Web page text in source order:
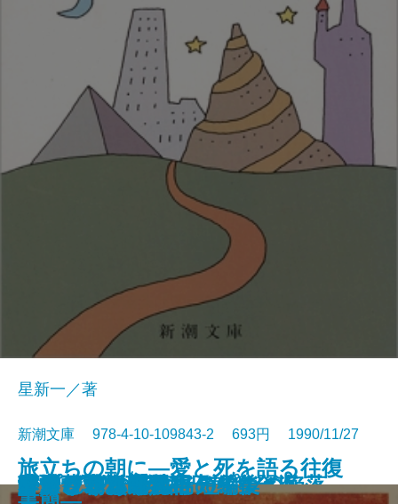
コンスタンティノープルの陥落
池波正太郎の銀座日記［全］
河童が覗いたインド
春燈
秀吉と武吉 目を上げれば海
李香蘭 私の半生
秘伝の声〔上〕
秘伝の声〔下〕
姥うかれ
ありふれた手法
星新一／著
新潮文庫 978-4-10-109843-2 693円 1990/11/27
夕あり朝あり
ランゲルハンス島の午後
方舟さくら丸
旅立ちの朝に―愛と死を語る往復
本所しぐれ町物語
かくれさと苦界行
フィツジェラルド短編集
カンヴァスの柩
リプレイ
酔いどれ次郎八